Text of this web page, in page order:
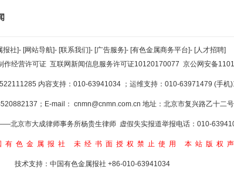
报社]- [网站导航]- [联系我们]- [广告服务]- [有色金属商务平台]- [人才招聘]
作经营许可证 互联网新闻信息服务许可证10120170077 京公网安备
内容支持：010-63941034 ；运维支持：010-63971479 (手
；E-mail： cnmn@cnmn.com.cn 地址：北京市复兴路乙十二
北京市大成律师事务所杨贵生律师 虚假失实报道举报电话：010-
色金属报社 未经书面授权禁止使用 本站版权
技术支持：中国有色金属报社 +86-010-63941034